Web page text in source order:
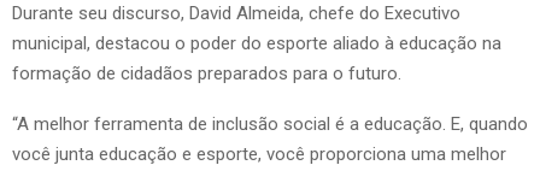
Durante seu discurso, David Almeida, chefe do Executivo
municipal, destacou o poder do esporte aliado à educação na
formação de cidadãos preparados para o futuro.
“A melhor ferramenta de inclusão social é a educação. E, quando
você junta educação e esporte, você proporciona uma melhor